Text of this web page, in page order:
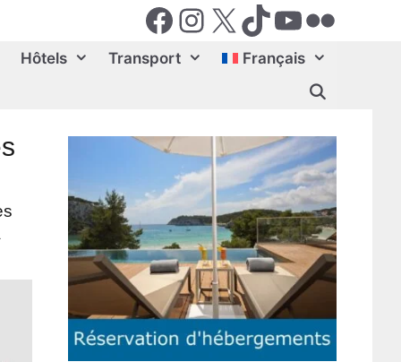
Facebook
Instagram
X (Twiter)
TikTok
YouTube
Flickr
Hôtels Transport Français